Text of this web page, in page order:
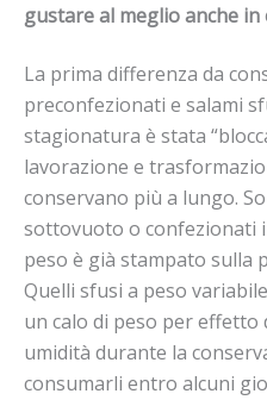
gustare al meglio anche in
La prima differenza da
preconfezionati e salami
stagionatura è stata
lavorazione e
conservano più a lungo.
sottovuoto o confezionati
peso è già stampato sulla
Quelli sfusi a peso
un calo di peso per
umidità durante la
consumarli entro alcuni